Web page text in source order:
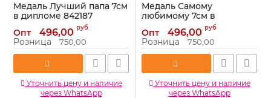
Медаль Лучший папа 7см
в дипломе 842187
Артикул: 842187
Опт 496,00 руб
Розница 750,00
Уточнить цену и наличие
через WhatsApp
Медаль Самому
любимому 7см в
дипломе 842196
Артикул: 842196
Опт 496,00 руб
Розница 750,00
Уточнить цену и наличие
через WhatsApp